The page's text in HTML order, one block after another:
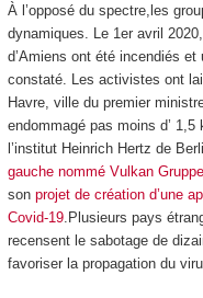
À l’opposé du spectre,les
dynamiques. Le 1er avril
d’Amiens ont été incendiés et
constaté. Les activistes ont
Havre, ville du premier
endommagé pas moins d’
l’institut Heinrich Hertz de
gauche nommé Vulkan Gruppe.
son projet de création d’une
Covid-19.Plusieurs pays
recensent le sabotage de
favoriser la propagation du